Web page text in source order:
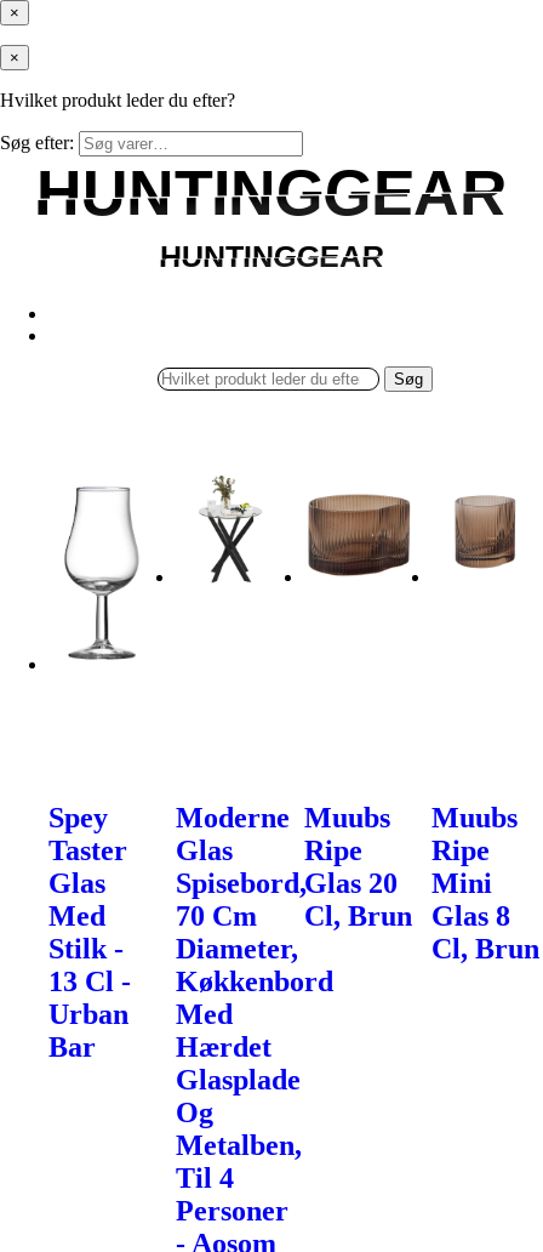
×
×
Hvilket produkt leder du efter?
Søg efter:
HUNTINGGEAR
HUNTINGGEAR
HUNTINGGEAR
HUNTINGGEAR
Søg
Spey
Taster
Glas
Med
Stilk -
13 Cl -
Urban
Bar
Moderne
Glas
Spisebord,
70 Cm
Diameter,
Køkkenbord
Med
Hærdet
Glasplade
Og
Metalben,
Til 4
Personer
- Aosom
Muubs
Ripe
Glas 20
Cl, Brun
Muubs
Ripe
Mini
Glas 8
Cl, Brun